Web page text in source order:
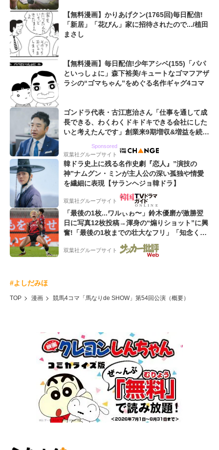
【無料漫画】かりあげクン(1765回)毎日配信!
「新居」「花びん」家に招待されたので.../植田
まさし
【無料漫画】毎日配信!少年アシベ(155)「パパ
といっしょに」森下裕美/キュートなゴマフアザ
ラシの“ゴマちゃん”をめぐる名作ギャグ4コマ
ゴンドラ代表・古江恵治さん「仕事を通して成
長できる、わくわくドキドキできる会社にした
いと考えたんです」創業来9期増収&増益を続け
Sponsored
双葉社グループサイト
韓ドラ史上に残る名作史劇『恋人』”演技の
神”ナムグン・ミンが主人公の深い孤独や情愛
を繊細に表現【サランヘジョ韓ドラ】
双葉社グループサイト
「最後の1枚...ワルぃゎ〜」鈴木優磨が激勝翌
日に写真12枚投稿→渾身の“煽りショット”に興
奮!「最後の1枚までの壮大なフリ」「知念くん
のことどんだけ好きなんよw」
双葉社グループサイト
#よしだみほ
TOP 漫画 競馬4コマ「馬なりde SHOW」第54回公演（概要）